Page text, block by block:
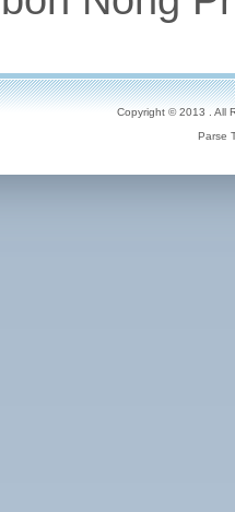
Copyright © 2013 . All
Parse